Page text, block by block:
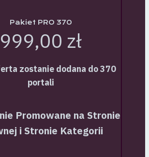
Pakiet PRO 370
999,00 zł
zostanie dodana do 370
portali
Promowane na Stronie
i Stronie Kategorii